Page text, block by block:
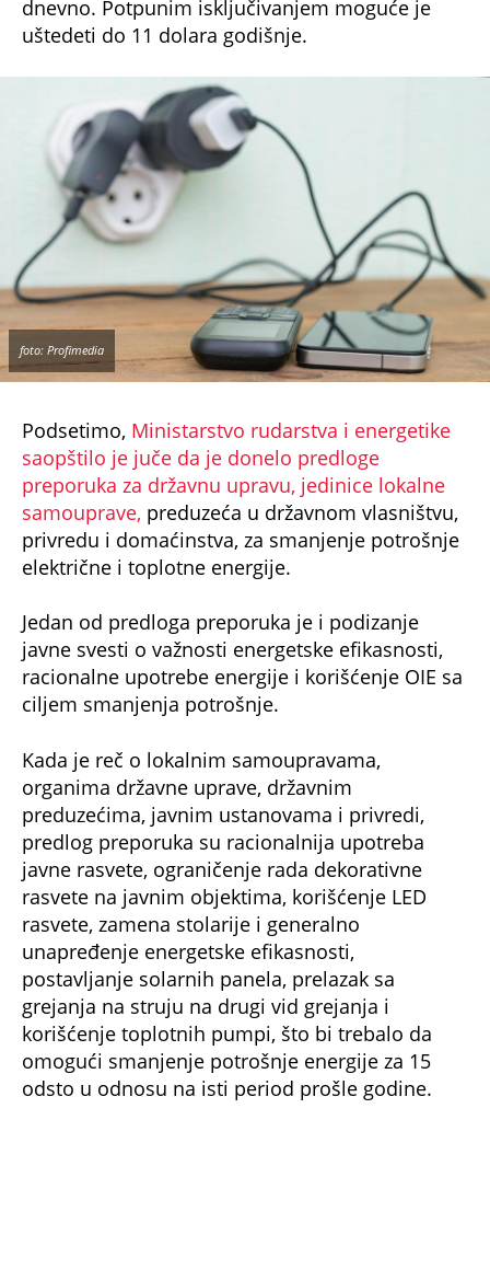
dnevno. Potpunim isključivanjem moguće je
uštedeti do 11 dolara godišnje.
foto: Profimedia
Podsetimo, Ministarstvo rudarstva i energetike
saopštilo je juče da je donelo predloge
preporuka za državnu upravu, jedinice lokalne
samouprave, preduzeća u državnom vlasništvu,
privredu i domaćinstva, za smanjenje potrošnje
električne i toplotne energije.
Jedan od predloga preporuka je i podizanje
javne svesti o važnosti energetske efikasnosti,
racionalne upotrebe energije i korišćenje OIE sa
ciljem smanjenja potrošnje.
Kada je reč o lokalnim samoupravama,
organima državne uprave, državnim
preduzećima, javnim ustanovama i privredi,
predlog preporuka su racionalnija upotreba
javne rasvete, ograničenje rada dekorativne
rasvete na javnim objektima, korišćenje LED
rasvete, zamena stolarije i generalno
unapređenje energetske efikasnosti,
postavljanje solarnih panela, prelazak sa
grejanja na struju na drugi vid grejanja i
korišćenje toplotnih pumpi, što bi trebalo da
omogući smanjenje potrošnje energije za 15
odsto u odnosu na isti period prošle godine.